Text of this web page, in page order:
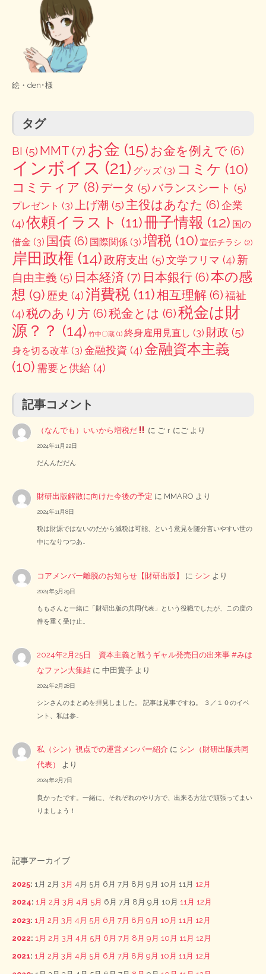
絵・ den･様
タグ
BI (5) MMT (7) お金 (15) お金を例えで (6)
インボイス (21) グッズ (3) コミケ (10)
コミティア (8) データ (5)バランスシート (5)
プレゼント (3) 上げ潮 (5) 主役はあなた (6)企業
(4)依頼イラスト (11)冊子情報 (12) 国の
借金 (3) 国債 (6) 国際関係 (3) 増税 (10) 宣伝チラシ (2)
岸田政権 (14)政府支出 (5)文学フリマ (4) 新
自由主義 (5) 日本経済 (7) 日本銀行 (6)本の感
想 (9) 歴史 (4)消費税 (11)相互理解 (6)福祉
(4)税のあり方 (6)税金とは (6)税金は財
源？？ (14) 竹中〇蔵 (1) 終身雇用見直し (3) 財政 (5)
身を切る改革 (3) 金融投資 (4)金融資本主義
(10) 需要と供給 (4)
記事コメント
（なんでも）いいから増税だ に ごｒにご より
2024年11月22日
だんんだだん
財研出版解散に向けた今後の予定 に MMARO より
2024年11月8日
税は財源ではないのだから減税は可能、という意見を随分言いやすい世の
中になりつつあ…
コアメンバー離脱のお知らせ【財研出版】 に シン より
2024年3月29日
ももさんと一緒に「財研出版の共同代表」という役職でしたが、この度の
件を重く受け止…
2024年2月25日 資本主義と戦うギャル発売日の出来事 #みは
なファン大集結 に中田賞子 より
2024年2月28日
シンさんのまとめを拝見しました。 記事は見事ですね。 ３／１０のイベ
ント、私は参…
私（シン）視点での運営メンバー紹介 に シン（財研出版共同
代表）
より
2024年2月7日
良かったです。一緒に、それぞれのやり方で、出来る方法で頑張ってまい
りましょう！
記事アーカイブ
2025: 1月 2月 3月 4月 5月 6月 7月 8月 9月 10月 11月 12月
2024: 1月 2月 3月 4月 5月 6月 7月 8月 9月 10月 11月 12月
2023: 1月 2月 3月 4月 5月 6月 7月 8月 9月 10月 11月 12月
2022: 1月 2月 3月 4月 5月 6月 7月 8月 9月 10月 11月 12月
2021: 1月 2月 3月 4月 5月 6月 7月 8月 9月 10月 11月 12月